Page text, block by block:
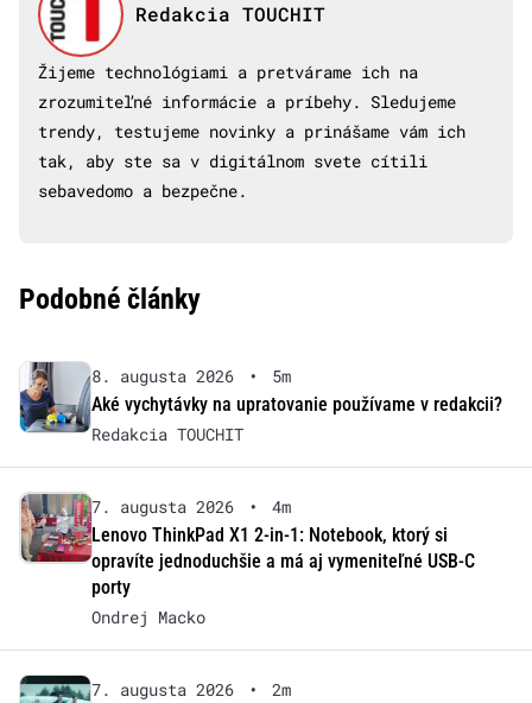
Redakcia TOUCHIT
Žijeme technológiami a pretvárame ich na
zrozumiteľné informácie a príbehy. Sledujeme
trendy, testujeme novinky a prinášame vám ich
tak, aby ste sa v digitálnom svete cítili
sebavedomo a bezpečne.
Podobné články
8. augusta 2026 •
5m
Aké vychytávky na upratovanie používame v redakcii?
Redakcia TOUCHIT
7. augusta 2026 •
4m
Lenovo ThinkPad X1 2-in-1: Notebook, ktorý si
opravíte jednoduchšie a má aj vymeniteľné USB-C
porty
Ondrej Macko
7. augusta 2026 •
2m